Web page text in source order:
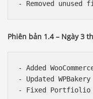
Phiên bản 1.4 – Ngày 3
- Added
- Updated